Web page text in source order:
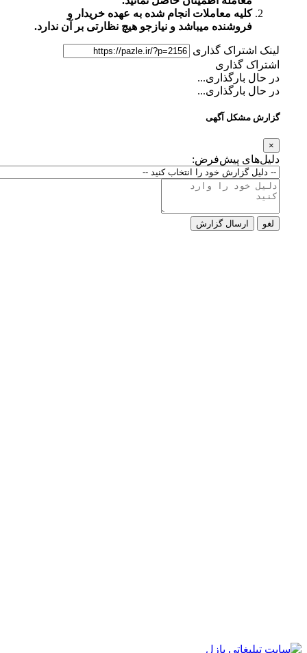
کلیه معاملات انجام شده به عهده خریدار و
فروشنده میباشد و نیازجو هیچ نظارتی بر آن ندارد.
لینک اشتراک گذاری
اشتراک گذاری
در حال بارگذاری...
در حال بارگذاری...
گزارش مشکل آگهی
دلیل‌های پیش‌فرض:
ارسال گزارش